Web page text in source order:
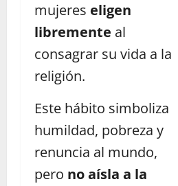
mujeres eligen
libremente al
consagrar su vida a la
religión.
Este hábito simboliza
humildad, pobreza y
renuncia al mundo,
pero no aísla a la